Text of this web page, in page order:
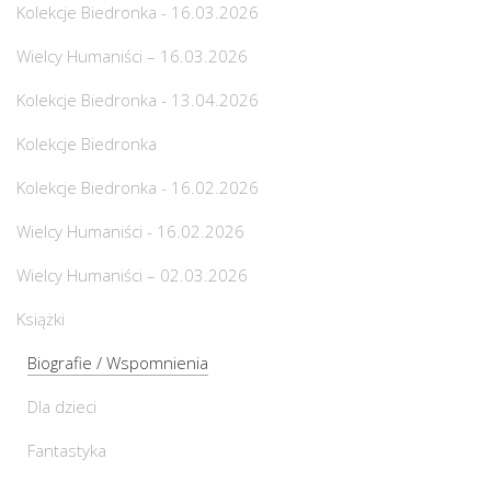
Kolekcje Biedronka - 16.03.2026
Wielcy Humaniści – 16.03.2026
Kolekcje Biedronka - 13.04.2026
Kolekcje Biedronka
Kolekcje Biedronka - 16.02.2026
Wielcy Humaniści - 16.02.2026
Wielcy Humaniści – 02.03.2026
Książki
Biografie / Wspomnienia
Dla dzieci
Fantastyka